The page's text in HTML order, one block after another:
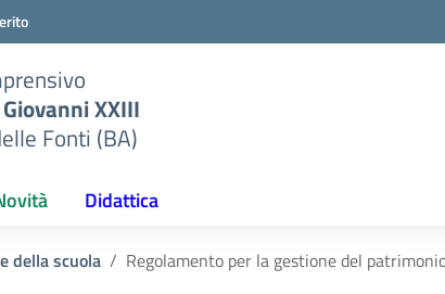
XXIII
Fonti (BA)
Didattica
della scuola Regolamento per la gestione del